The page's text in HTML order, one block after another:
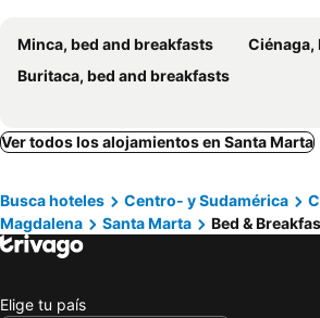
Minca, bed and breakfasts
Ciénaga,
Buritaca, bed and breakfasts
Ver todos los alojamientos en Santa Marta
Busca hoteles Centro- y Sudamérica
Magdalena
Santa Marta Bed &
Elige tu país